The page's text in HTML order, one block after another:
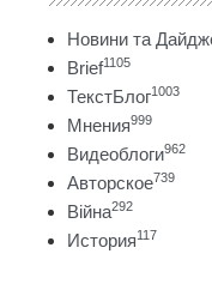
Новини та
Brief1105
ТекстБлог1003
Мнения999
Видеоблоги962
Авторское739
Війна292
История117